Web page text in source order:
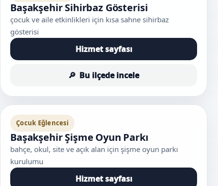
Başakşehir Sihirbaz Gösterisi
çocuk ve aile etkinlikleri için kısa sahne sihirbaz
gösterisi
Hizmet sayfası
Bu ilçede incele
Çocuk Eğlencesi
Başakşehir Şişme Oyun Parkı
bahçe, okul, site ve açık alan için şişme oyun parkı
kurulumu
Hizmet sayfası